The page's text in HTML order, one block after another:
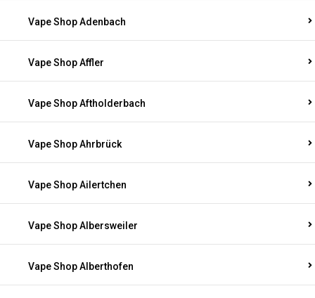
Vape Shop Adenbach
Vape Shop Affler
Vape Shop Aftholderbach
Vape Shop Ahrbrück
Vape Shop Ailertchen
Vape Shop Albersweiler
Vape Shop Alberthofen